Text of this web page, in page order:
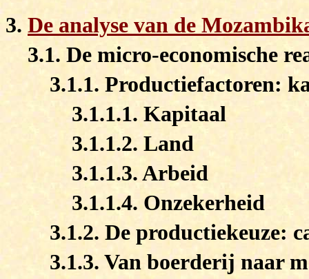
3. De analyse van de
3.1. De micro-economische
3.1.1. Productiefactoren:
3.1.1.1. Kapitaal
3.1.1.2. Land
3.1.1.3. Arbeid
3.1.1.4. Onzekerheid
3.1.2. De productiekeuze:
3.1.3. Van boerderij naar